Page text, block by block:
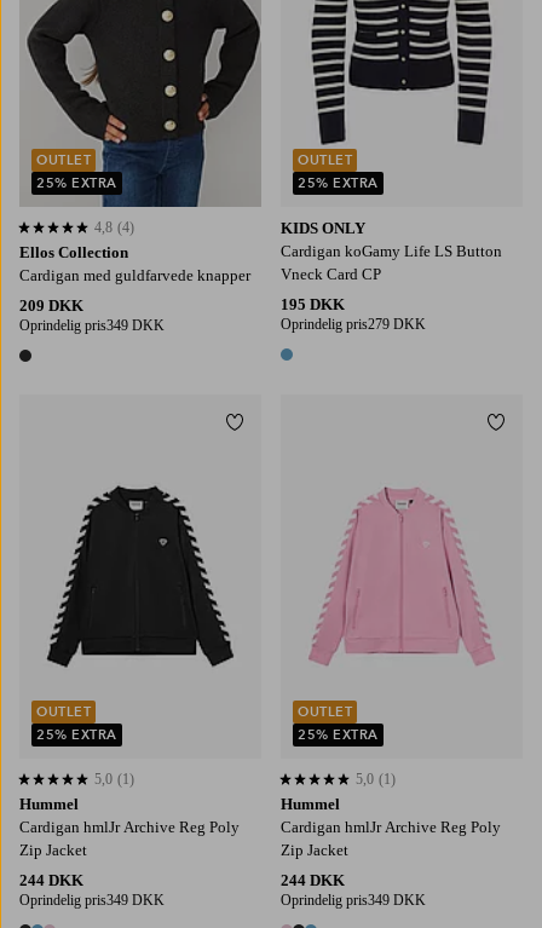
Ellos Collection
Cardigan med guldfarvede knapper
209 DKK
Oprindelig pris349 DKK
1 farve
4,8 baseret på 4 bedømmelser
4,8 (4)
OUTLET
25% EXTRA
KIDS ONLY
Cardigan koGamy Life LS Button
Vneck Card CP
195 DKK
Oprindelig pris279 DKK
1 farve
OUTLET
25% EXTRA
Hummel
Cardigan hmlJr Archive Reg Poly
Zip Jacket
244 DKK
Oprindelig pris349 DKK
5,0 baseret på 1 bedømmelser
5,0 (1)
OUTLET
25% EXTRA
Tilføj til favoritter
Hummel
Cardigan hmlJr Archive Reg Poly
Zip Jacket
244 DKK
Oprindelig pris349 DKK
5,0 baseret på 1 bedømmelser
5,0 (1)
OUTLET
25% EXTRA